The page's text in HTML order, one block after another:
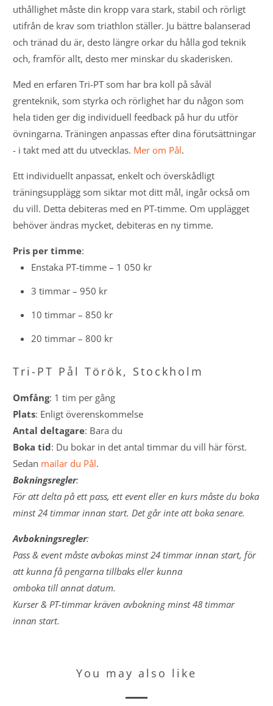
uthållighet måste din kropp vara stark, stabil och rörligt
utifrån de krav som triathlon ställer. Ju bättre balanserad
och tränad du är, desto längre orkar du hålla god teknik
och, framför allt, desto mer minskar du skaderisken.
Med en erfaren Tri-PT som har bra koll på såväl
grenteknik, som styrka och rörlighet har du någon som
hela tiden ger dig individuell feedback på hur du utför
övningarna. Träningen anpassas efter dina förutsättningar
- i takt med att du utvecklas. Mer om Pål.
Ett individuellt anpassat, enkelt och överskådligt
träningsupplägg som siktar mot ditt mål, ingår också om
du vill. Detta debiteras med en PT-timme. Om upplägget
behöver ändras mycket, debiteras en ny timme.
Pris per timme:
Enstaka PT-timme – 1 050 kr
3 timmar – 950 kr
10 timmar – 850 kr
20 timmar – 800 kr
Tri-PT Pål Török, Stockholm
Omfång: 1 tim per gång
Plats: Enligt överenskommelse
Antal deltagare: Bara du
Boka tid: Du bokar in det antal timmar du vill här först.
Sedan mailar du Pål.
Bokningsregler:
För att delta på ett pass, ett event eller en kurs måste du boka
minst 24 timmar innan start. Det går inte att boka senare.
Avbokningsregler:
Pass & event måste avbokas minst 24 timmar innan start, för
att kunna få pengarna tillbaks eller kunna
omboka till annat datum.
Kurser & PT-timmar kräven avbokning minst 48 timmar
innan start.
You may also like